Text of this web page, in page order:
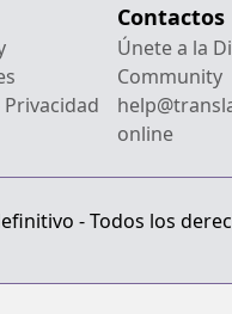
Contactos
Únete a la
Community
online
- Todos los